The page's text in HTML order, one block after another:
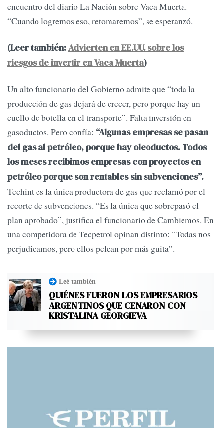
encuentro del diario La Nación sobre Vaca Muerta.
“Cuando logremos eso, retomaremos”, se esperanzó.
(Leer también:Advierten en EE.UU. sobre los
riesgos de invertir en Vaca Muerta)
Un alto funcionario del Gobierno admite que “toda la
producción de gas dejará de crecer, pero porque hay un
cuello de botella en el transporte”. Falta inversión en
gasoductos. Pero confía: “Algunas empresas se pasan
del gas al petróleo, porque hay oleoductos. Todos
los meses recibimos empresas con proyectos en
petróleo porque son rentables sin subvenciones”.
Techint es la única productora de gas que reclamó por el
recorte de subvenciones. “Es la única que sobrepasó el
plan aprobado”, justifica el funcionario de Cambiemos. En
una competidora de Tecpetrol opinan distinto: “Todas nos
perjudicamos, pero ellos pelean por más guita”.
Leé también
QUIÉNES FUERON LOS EMPRESARIOS
ARGENTINOS QUE CENARON CON
KRISTALINA GEORGIEVA